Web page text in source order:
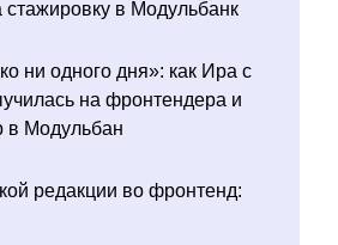
стажировку в Модульбанк
ни одного дня»: как Ира с
на фронтендера и
в Модульбан
редакции во фронтенд: